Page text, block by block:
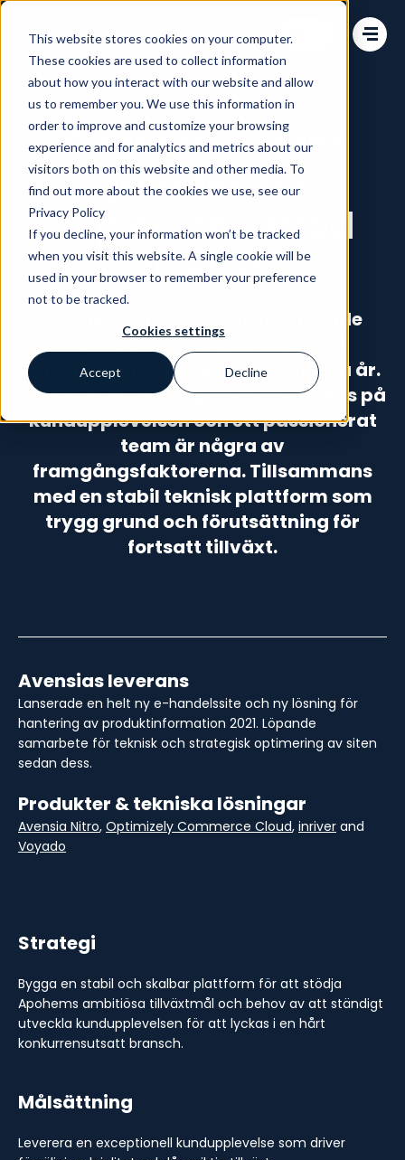
This website stores cookies on your computer.
These cookies are used to collect information
about how you interact with our website and allow
us to remember you. We use this information in
order to improve and customize your browsing
experience and for analytics and metrics about our
visitors both on this website and other media. To
find out more about the cookies we use, see our
Privacy Policy
If you decline, your information won’t be tracked
when you visit this website. A single cookie will be
used in your browser to remember your preference
not to be tracked.
Cookies settings
Accept Decline
Change language
Apohem lägger
grunden för
explosionsartad
tillväxt
Apohem har gått från utmanande
start-up till Sveriges snabbast
växande nätapotek på bara några år.
Ett data-drivet angreppssätt, fokus på
kundupplevelsen och ett passionerat
team är några av
framgångsfaktorerna. Tillsammans
med en stabil teknisk plattform som
trygg grund och förutsättning för
fortsatt tillväxt.
Avensias leverans
Lanserade en helt ny e-handelssite och ny lösning för
hantering av produktinformation 2021. Löpande
samarbete för teknisk och strategisk optimering av siten
sedan dess.
Produkter & tekniska lösningar
Avensia Nitro, Optimizely Commerce Cloud, inriver and
Voyado
Strategi
Bygga en stabil och skalbar plattform för att stödja
Apohems ambitiösa tillväxtmål och behov av att ständigt
utveckla kundupplevelsen för att lyckas i en hårt
konkurrensutsatt bransch.
Målsättning
Leverera en exceptionell kundupplevelse som driver